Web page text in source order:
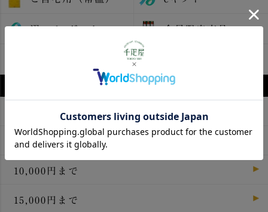
選べるeギフト 会員限定商品
International Shipping
3,000円まで
5,000円まで
10,000円まで
15,000円まで